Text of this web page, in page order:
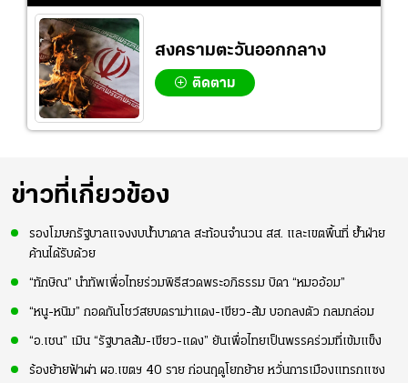
สงครามตะวันออกกลาง
ติดตาม
ข่าวที่เกี่ยวข้อง
รองโฆษกรัฐบาลแจงงบน้ำบาดาล สะท้อนจำนวน สส. และเขตพื้นที่ ย้ำฝ่าย
ค้านได้รับด้วย
“ทักษิณ” นำทัพเพื่อไทยร่วมพิธีสวดพระอภิธรรม บิดา “หมออ้อม”
“หนู-หนิม” กอดกันโชว์สยบดราม่าแดง-เขียว-ส้ม บอกลงตัว กลมกล่อม
“อ.เชน” เมิน “รัฐบาลส้ม-เขียว-แดง” ยันเพื่อไทยเป็นพรรคร่วมที่เข้มแข็ง
ร้องย้ายฟ้าผ่า ผอ.เขตฯ 40 ราย ก่อนฤดูโยกย้าย หวั่นการเมืองแทรกแซง